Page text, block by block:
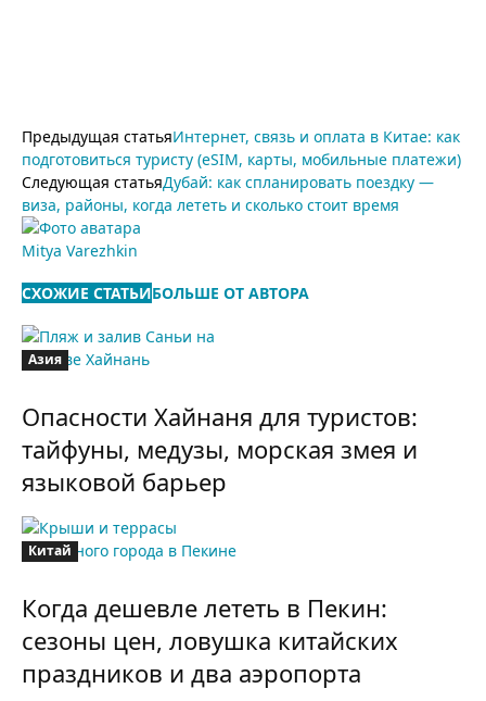
Предыдущая статьяИнтернет, связь и оплата в Китае: как
подготовиться туристу (eSIM, карты, мобильные платежи)
Следующая статьяДубай: как спланировать поездку —
виза, районы, когда лететь и сколько стоит время
Mitya Varezhkin
СХОЖИЕ СТАТЬИБОЛЬШЕ ОТ АВТОРА
Азия
Опасности Хайнаня для туристов:
тайфуны, медузы, морская змея и
языковой барьер
Китай
Когда дешевле лететь в Пекин:
сезоны цен, ловушка китайских
праздников и два аэропорта